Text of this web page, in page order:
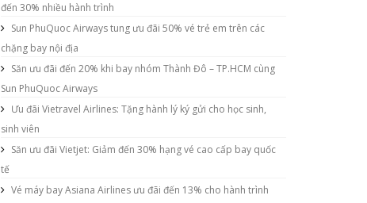
đến 30% nhiều hành trình
Sun PhuQuoc Airways tung ưu đãi 50% vé trẻ em trên các
chặng bay nội địa
Săn ưu đãi đến 20% khi bay nhóm Thành Đô – TP.HCM cùng
Sun PhuQuoc Airways
Ưu đãi Vietravel Airlines: Tặng hành lý ký gửi cho học sinh,
sinh viên
Săn ưu đãi Vietjet: Giảm đến 30% hạng vé cao cấp bay quốc
tế
Vé máy bay Asiana Airlines ưu đãi đến 13% cho hành trình